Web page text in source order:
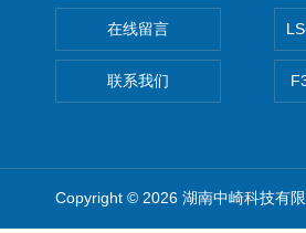
在线留言
联系我们
Copyright © 2026 湖南中崎科技有